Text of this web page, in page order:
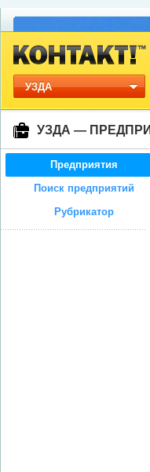
УЗДА
УЗДА —
Предприятия
Поиск предприятий
Рубрикатор